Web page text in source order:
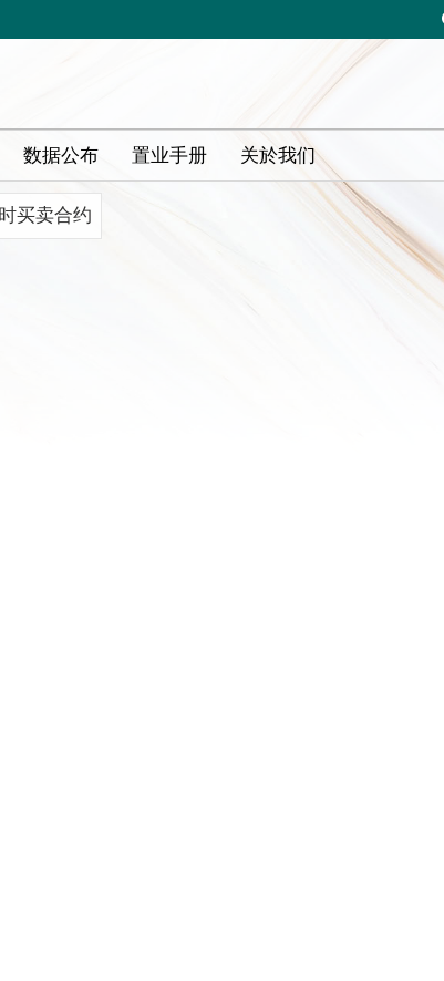
数据公布 置业手册 关於我们
买卖合约